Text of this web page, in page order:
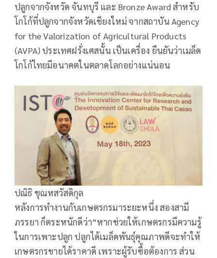
ปลูกจากจังหวัด จันทบุรี และ Bronze Award สำหรับ
โกโก้ที่ปลูกจากจังหวัดเชียงใหม่ จากสถาบัน Agency
for the Valorization of Agricultural Products
(AVPA) ประเทศฝรั่งเศสนั้น เป็นเครื่อง ยืนยันว่าเมล็ด
โกโก้ไทยมีอนาคตในตลาดโลกอย่างแน่นอน
ปณิธิ ชุณหสวัสดิกุล
หลังการทำงานกับเกษตรกรมาระยะหนึ่ง สองสามี
ภรรยา ก็ตระหนักดีว่า“หากช่วยให้เกษตรกรมีความรู้
ในการเพาะปลูก ปลูกได้เมล็ดพันธุ์คุณภาพดีจะทำให้
เกษตรกรขายได้ราคาดี เพราะผู้รับซื้อต้องการ ส่วน